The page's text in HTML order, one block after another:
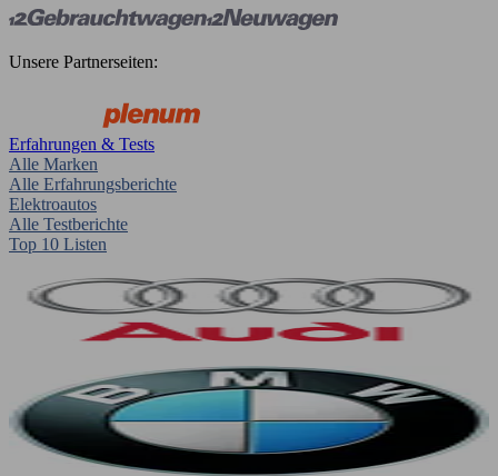
Unsere Partnerseiten:
Erfahrungen & Tests
Alle Marken
Alle Erfahrungsberichte
Elektroautos
Alle Testberichte
Top 10 Listen